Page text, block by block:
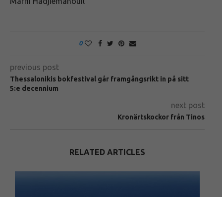
0
previous post
Thessalonikis bokfestival går framgångsrikt in på sitt
5:e decennium
next post
Kronärtskockor från Tinos
RELATED ARTICLES